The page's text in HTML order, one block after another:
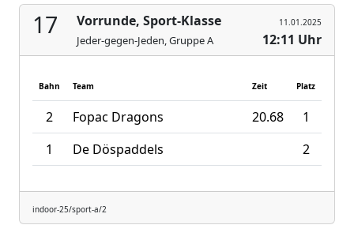
17 Vorrunde, Sport-Klasse
Jeder-gegen-Jeden, Gruppe A
11.01.2025
12:11 Uhr
Bahn Team Zeit Platz
2 Fopac Dragons 20.68
1
1
De Döspaddels 2
indoor-25/sport-a/2